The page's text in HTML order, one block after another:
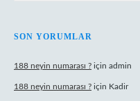
SON YORUMLAR
188 neyin numarası ? için admin
188 neyin numarası ? için Kadir